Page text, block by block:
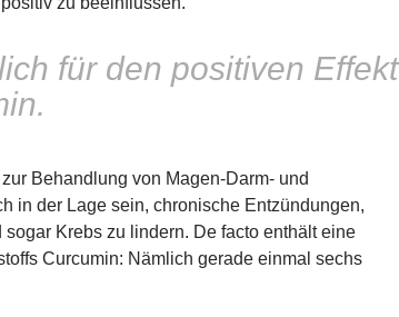
für den positiven Effekt
Behandlung von Magen-Darm- und
in der Lage sein, chronische Entzündungen,
Krebs zu lindern. De facto enthält eine
Curcumin: Nämlich gerade einmal sechs